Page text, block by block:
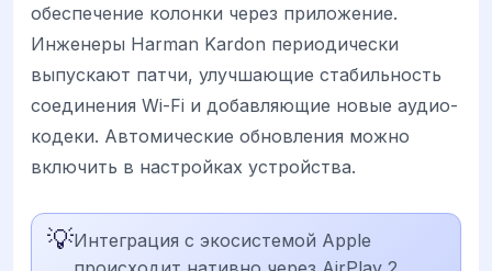
обеспечение колонки через приложение.
Инженеры Harman Kardon периодически
выпускают патчи, улучшающие стабильность
соединения Wi-Fi и добавляющие новые аудио-
кодеки. Автомические обновления можно
включить в настройках устройства.
💡Интеграция с экосистемой Apple